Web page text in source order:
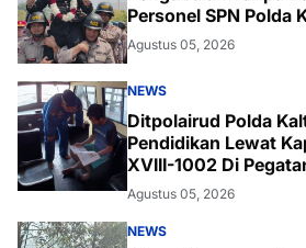
Personel SPN Polda
Agustus 05, 2026
NEWS
Ditpolairud Polda
Pendidikan Lewat
XVIII-1002 Di
Agustus 05, 2026
NEWS